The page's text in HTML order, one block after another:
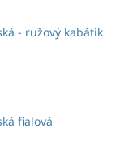
- ružový kabátik
fialová